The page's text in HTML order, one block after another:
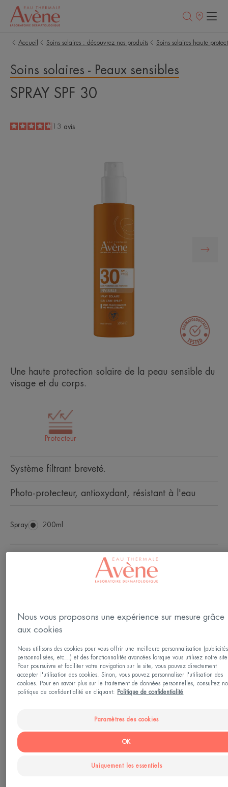
Points
Accueil
Soins solaires : découvrez nos produits Soins solaires haute
Soins solaires - Peaux sensibles
SPRAY SPF 30
4.7
/513 avis
Une haute protection solaire de la peau sensible du
visage et du corps.
Protecteur
Système filtrant breveté.
Photo-protecteur, antioxydant, résistant à l'eau
Spray Spray
200ml
Peau sensible
Besoin
Photo-protection
Le SPRAY SOLAIRE SPF30 allie haute protection et
invisibilité.
Nous vous proposons une expérience sur mesure grâce
aux cookies
Nous utilisons des cookies pour vous offrir une meilleure personnalisation (publicités
personnalisées, etc...) et des fonctionnalités avancées lorsque vous utilisez notre
Pour poursuivre et faciliter votre navigation sur le site, vous pouvez directement
accepter l'utilisation des cookies. Sinon, vous pouvez personnaliser l'utilisation des
cookies. Pour en savoir plus sur le traitement de données personnelles, consultez
politique de confidentialité en cliquant:
Politique de confidentialité
Paramètres des cookies
Uniquement les essentiels
OK